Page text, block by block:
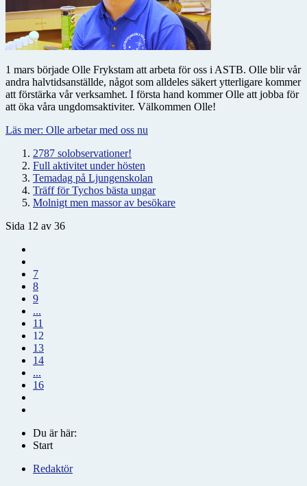
1 mars började Olle Frykstam att arbeta för oss i ASTB. Olle blir vår
andra halvtidsanställde, något som alldeles säkert ytterligare kommer
att förstärka vår verksamhet. I första hand kommer Olle att jobba för
att öka våra ungdomsaktiviter. Välkommen Olle!
Läs mer: Olle arbetar med oss nu
2787 solobservationer!
Full aktivitet under hösten
Temadag på Ljungenskolan
Träff för Tychos bästa ungar
Molnigt men massor av besökare
Sida 12 av 36
7
8
9
...
11
12
13
14
...
16
Du är här:
Start
Redaktör